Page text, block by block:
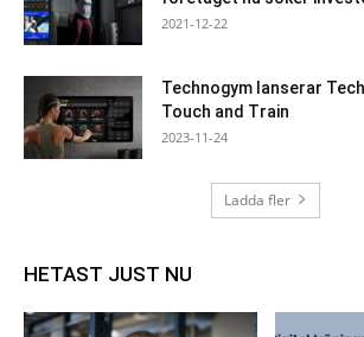
2021-12-22
Technogym lanserar
Touch and Train
2023-11-24
Ladda fler
HETAST JUST NU